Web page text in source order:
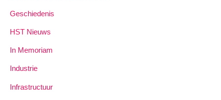
Geschiedenis
HST Nieuws
In Memoriam
Industrie
Infrastructuur